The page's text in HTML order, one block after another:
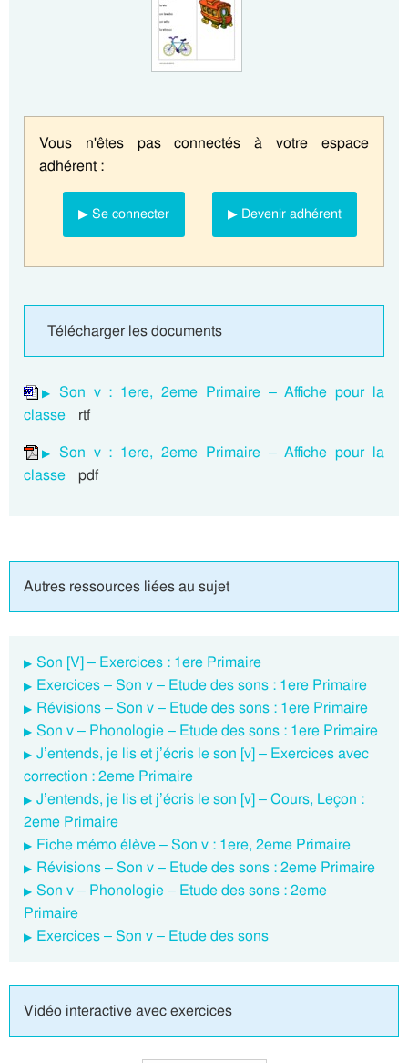
Vous n'êtes pas connectés à votre espace
adhérent :
▶ Se connecter ▶ Devenir adhérent
Télécharger les documents
Son v : 1ere, 2eme Primaire – Affiche pour la
classe
rtf
Son v : 1ere, 2eme Primaire – Affiche pour la
classe
pdf
Autres ressources liées au sujet
Son [V] – Exercices : 1ere Primaire
Exercices – Son v – Etude des sons : 1ere Primaire
Révisions – Son v – Etude des sons : 1ere Primaire
Son v – Phonologie – Etude des sons : 1ere Primaire
J’entends, je lis et j’écris le son [v] – Exercices avec
correction : 2eme Primaire
J’entends, je lis et j’écris le son [v] – Cours, Leçon :
2eme Primaire
Fiche mémo élève – Son v : 1ere, 2eme Primaire
Révisions – Son v – Etude des sons : 2eme Primaire
Son v – Phonologie – Etude des sons : 2eme
Primaire
Exercices – Son v – Etude des sons
Vidéo interactive avec exercices